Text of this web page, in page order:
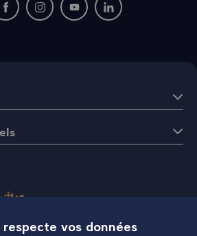
fenêtre : rejoignez-nous sur Twitter
Nouvelle fenêtre : rejoignez-nous sur
Nouvelle fenêtre : rejoignez-nous
Nouvelle fenêtre :
Nouvelle fenêtre :
respecte vos données